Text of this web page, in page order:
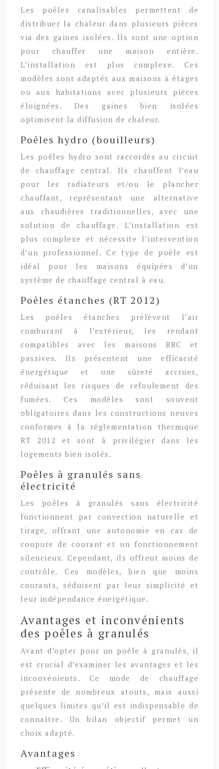
Les poêles canalisables permettent de
distribuer la chaleur dans plusieurs pièces
via des gaines isolées. Ils sont une option
pour chauffer une maison entière.
L’installation est plus complexe. Ces
modèles sont adaptés aux maisons à étages
ou aux habitations avec plusieurs pièces
éloignées. Des gaines bien isolées
optimisent la diffusion de chaleur.
Poêles hydro (bouilleurs)
Les poêles hydro sont raccordés au circuit
de chauffage central. Ils chauffent l’eau
pour les radiateurs et/ou le plancher
chauffant, représentant une alternative
aux chaudières traditionnelles, avec une
solution de chauffage. L’installation est
plus complexe et nécessite l’intervention
d’un professionnel. Ce type de poêle est
idéal pour les maisons équipées d’un
système de chauffage central à eau.
Poêles étanches (RT 2012)
Les poêles étanches prélèvent l’air
comburant à l’extérieur, les rendant
compatibles avec les maisons BBC et
passives. Ils présentent une efficacité
énergétique et une sûreté accrues,
réduisant les risques de refoulement des
fumées. Ces modèles sont souvent
obligatoires dans les constructions neuves
conformes à la réglementation thermique
RT 2012 et sont à privilégier dans les
logements bien isolés.
Poêles à granulés sans
électricité
Les poêles à granulés sans électricité
fonctionnent par convection naturelle et
tirage, offrant une autonomie en cas de
coupure de courant et un fonctionnement
silencieux. Cependant, ils offrent moins de
contrôle. Ces modèles, bien que moins
courants, séduisent par leur simplicité et
leur indépendance énergétique.
Avantages et inconvénients
des poêles à granulés
Avant d’opter pour un poêle à granulés, il
est crucial d’examiner les avantages et les
inconvénients. Ce mode de chauffage
présente de nombreux atouts, mais aussi
quelques limites qu’il est indispensable de
connaître. Un bilan objectif permet un
choix adapté.
Avantages